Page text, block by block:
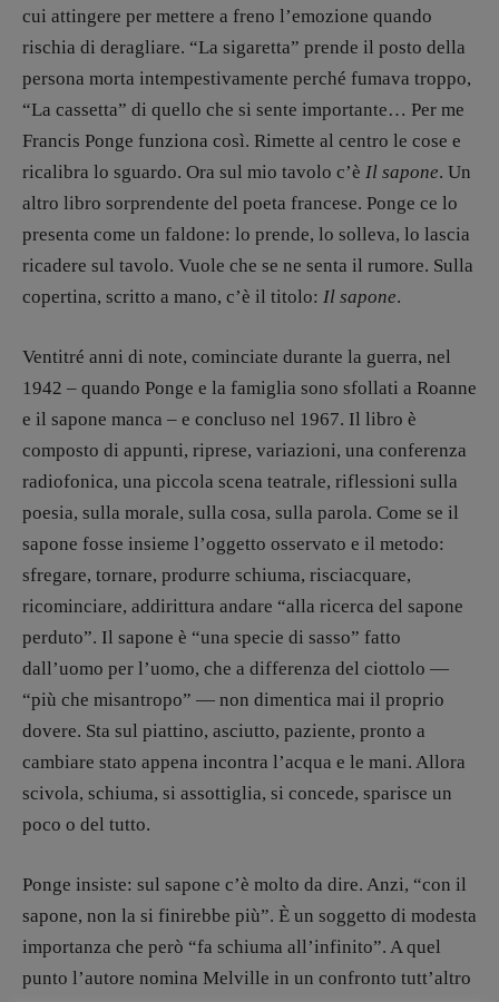
Valerio Evangelisti
Vampirismi
Zong!
DIRETTRICE RESPONSABILE
Antonella Marrone
EDAZIONE
Walter Catalano ,Giuseppe Costigliola ,
Anna da Re,Roberto Derobertis, Elio
Grasso,Fabio Malagnini ,Valentina
Spallina Roberto Sturm Tania Tonin
CONTATTI
Case editrici e coordinamento
recensioni:
Elio Grasso [eliovoyager@gmail.com]
Elisabetta Michielin
[michielin.elisabetta@gmail.com]
Coordinamento News in breve:
Anna da Re
Coordinamento Fumetti:
Fabio Malagnini
[fabio.malagnini@gmail. com]
Coordinamento Pulp for kids e social
media:
Valentina Marcoli
[valentina.marcoli@gmail.com]
cui attingere per mettere a freno l’emozione quando
rischia di deragliare. “La sigaretta” prende il posto della
persona morta intempestivamente perché fumava troppo,
“La cassetta” di quello che si sente importante… Per me
Francis Ponge funziona così. Rimette al centro le cose e
ricalibra lo sguardo. Ora sul mio tavolo c’è Il sapone. Un
altro libro sorprendente del poeta francese. Ponge ce lo
presenta come un faldone: lo prende, lo solleva, lo lascia
ricadere sul tavolo. Vuole che se ne senta il rumore. Sulla
copertina, scritto a mano, c’è il titolo: Il sapone.
Ventitré anni di note, cominciate durante la guerra, nel
1942 – quando Ponge e la famiglia sono sfollati a Roanne
e il sapone manca – e concluso nel 1967. Il libro è
composto di appunti, riprese, variazioni, una conferenza
radiofonica, una piccola scena teatrale, riflessioni sulla
poesia, sulla morale, sulla cosa, sulla parola. Come se il
sapone fosse insieme l’oggetto osservato e il metodo:
sfregare, tornare, produrre schiuma, risciacquare,
ricominciare, addirittura andare “alla ricerca del sapone
perduto”. Il sapone è “una specie di sasso” fatto
dall’uomo per l’uomo, che a differenza del ciottolo —
“più che misantropo” — non dimentica mai il proprio
dovere. Sta sul piattino, asciutto, paziente, pronto a
cambiare stato appena incontra l’acqua e le mani. Allora
scivola, schiuma, si assottiglia, si concede, sparisce un
poco o del tutto.
Ponge insiste: sul sapone c’è molto da dire. Anzi, “con il
sapone, non la si finirebbe più”. È un soggetto di modesta
importanza che però “fa schiuma all’infinito”. A quel
punto l’autore nomina Melville in un confronto tutt’altro